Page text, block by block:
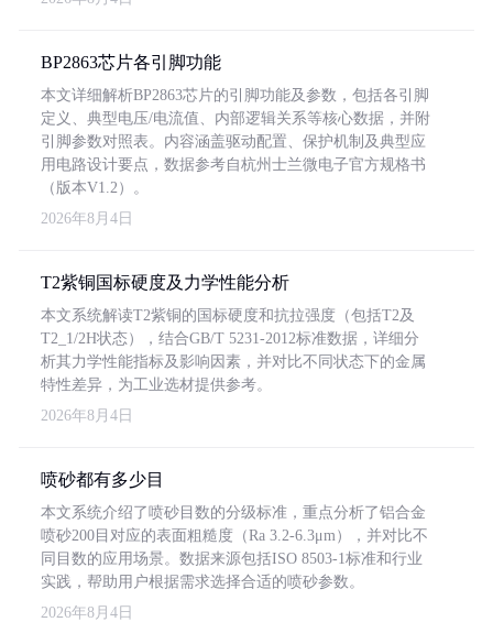
BP2863芯片各引脚功能
本文详细解析BP2863芯片的引脚功能及参数，包括各引脚
定义、典型电压/电流值、内部逻辑关系等核心数据，并附
引脚参数对照表。内容涵盖驱动配置、保护机制及典型应
用电路设计要点，数据参考自杭州士兰微电子官方规格书
（版本V1.2）。
2026年8月4日
T2紫铜国标硬度及力学性能分析
本文系统解读T2紫铜的国标硬度和抗拉强度（包括T2及
T2_1/2H状态），结合GB/T 5231-2012标准数据，详细分
析其力学性能指标及影响因素，并对比不同状态下的金属
特性差异，为工业选材提供参考。
2026年8月4日
喷砂都有多少目
本文系统介绍了喷砂目数的分级标准，重点分析了铝合金
喷砂200目对应的表面粗糙度（Ra 3.2-6.3μm），并对比不
同目数的应用场景。数据来源包括ISO 8503-1标准和行业
实践，帮助用户根据需求选择合适的喷砂参数。
2026年8月4日